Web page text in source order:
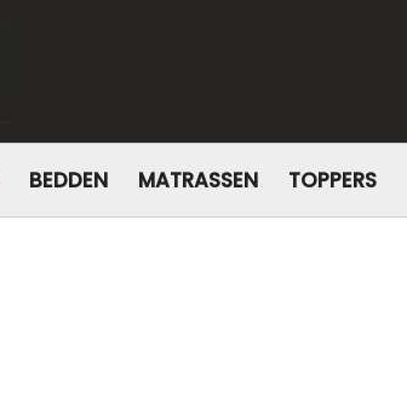
BEDDEN MATRASSEN TOPPERS